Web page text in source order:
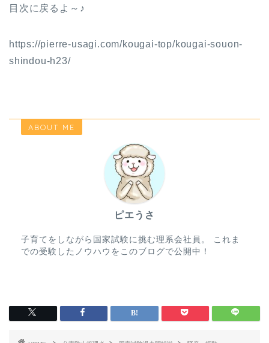
目次に戻るよ～♪
https://pierre-usagi.com/kougai-top/kougai-souon-
shindou-h23/
ABOUT ME
ピエうさ
子育てをしながら国家試験に挑む理系会社員。 これま
での受験したノウハウをこのブログで公開中！